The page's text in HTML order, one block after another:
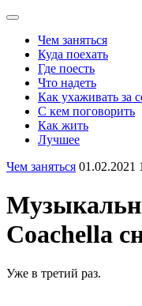
Чем заняться
Куда поехать
Где поесть
Что надеть
Как ухаживать за
С кем поговорить
Как жить
Лучшее
Чем заняться 01.02.2021
Coachella
Уже в третий раз.